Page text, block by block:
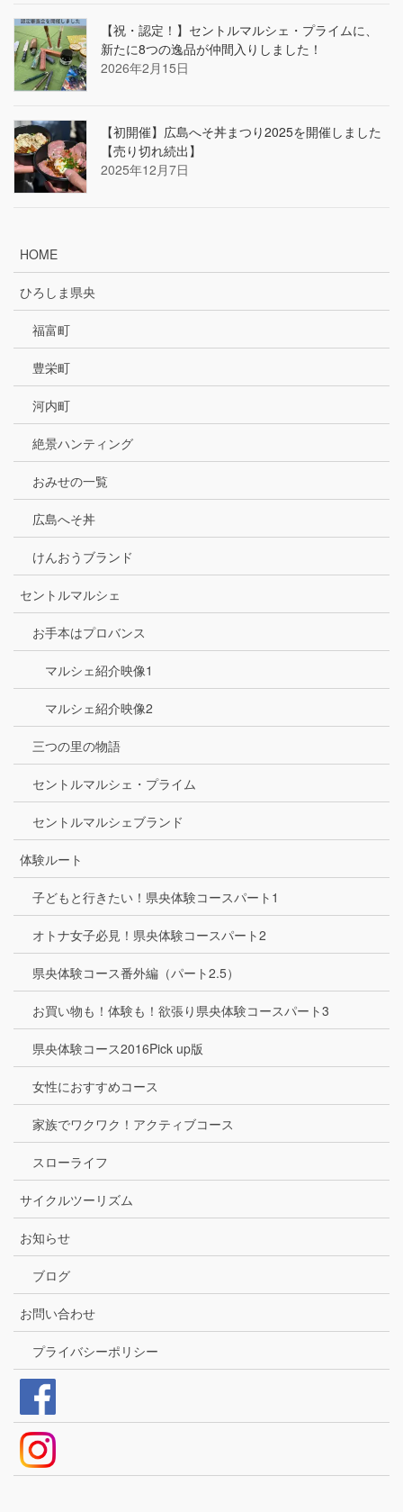
【祝・認定！】セントルマルシェ・プライムに、
新たに8つの逸品が仲間入りしました！
2026年2月15日
【初開催】広島へそ丼まつり2025を開催しました
【売り切れ続出】
2025年12月7日
HOME
ひろしま県央
福富町
豊栄町
河内町
絶景ハンティング
おみせの一覧
広島へそ丼
けんおうブランド
セントルマルシェ
お手本はプロバンス
マルシェ紹介映像1
マルシェ紹介映像2
三つの里の物語
セントルマルシェ・プライム
セントルマルシェブランド
体験ルート
子どもと行きたい！県央体験コースパート1
オトナ女子必見！県央体験コースパート2
県央体験コース番外編（パート2.5）
お買い物も！体験も！欲張り県央体験コースパート3
県央体験コース2016Pick up版
女性におすすめコース
家族でワクワク！アクティブコース
スローライフ
サイクルツーリズム
お知らせ
ブログ
お問い合わせ
プライバシーポリシー